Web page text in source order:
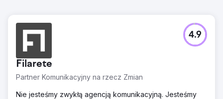
Filarete
Partner Komunikacyjny na rzecz Zmian
4.9
Nie jesteśmy zwykłą agencją komunikacyjną. Jesteśmy